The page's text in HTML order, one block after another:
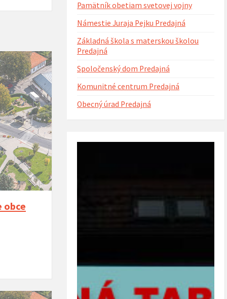
obce
s urnovým hájom
(rok 2023)
Pamätník obetiam svetovej vojny
Námestie Juraja Pejku Predajná
Základná škola s materskou školou
Predajná
Spoločenský dom Predajná
Komunitné centrum Predajná
Obecný úrad Predajná